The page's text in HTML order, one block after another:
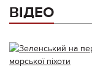
ВІДЕО